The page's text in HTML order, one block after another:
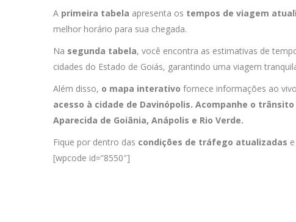
A primeira tabela apresenta os tempos de viagem
melhor horário para sua chegada.
Na segunda tabela, você encontra as estimativas de
cidades do Estado de Goiás, garantindo uma viagem
Além disso, o mapa interativo fornece informações ao
acesso à cidade de Davinópolis. Acompanhe o
Aparecida de Goiânia, Anápolis e Rio Verde.
Fique por dentro das condições de tráfego atualizadas
[wpcode id=”8550″]